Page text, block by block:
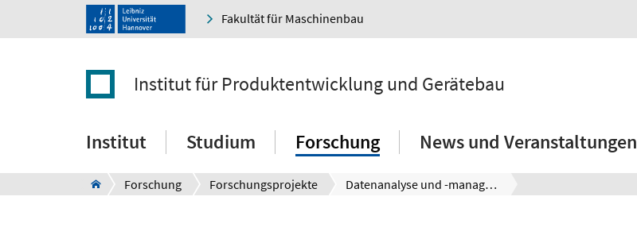
Fakultät für Maschinenbau
Institut für Produktentwicklung und Gerätebau
Institut Studium Forschung News und Veranstaltungen
Forschung Forschungsprojekte Datenanalyse und -management - Data Driven Design